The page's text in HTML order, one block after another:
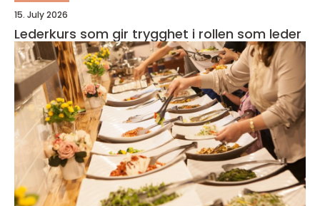
15. July 2026
Lederkurs som gir trygghet i rollen som leder